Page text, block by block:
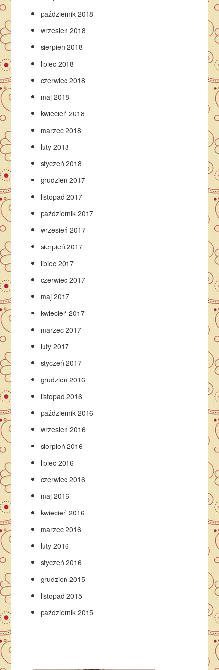
październik 2018
wrzesień 2018
sierpień 2018
lipiec 2018
czerwiec 2018
maj 2018
kwiecień 2018
marzec 2018
luty 2018
styczeń 2018
grudzień 2017
listopad 2017
październik 2017
wrzesień 2017
sierpień 2017
lipiec 2017
czerwiec 2017
maj 2017
kwiecień 2017
marzec 2017
luty 2017
styczeń 2017
grudzień 2016
listopad 2016
październik 2016
wrzesień 2016
sierpień 2016
lipiec 2016
czerwiec 2016
maj 2016
kwiecień 2016
marzec 2016
luty 2016
styczeń 2016
grudzień 2015
listopad 2015
październik 2015